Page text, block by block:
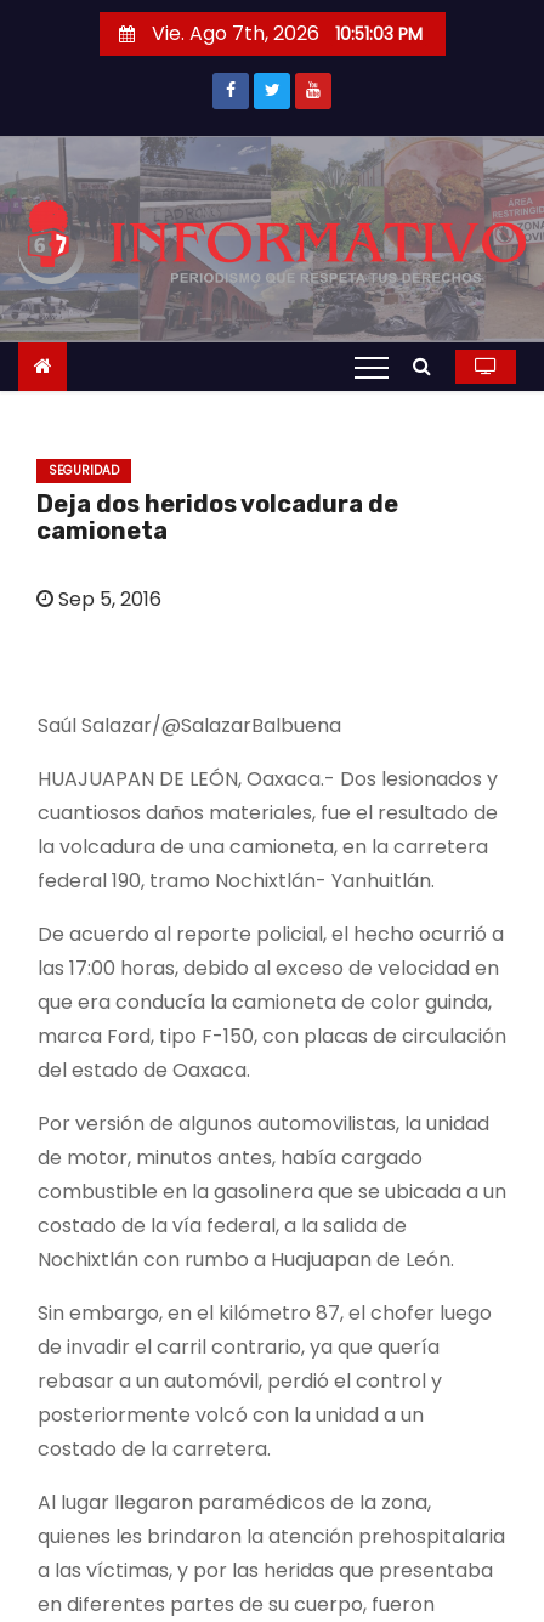
r
a
c
o
t
Vie. Ago 7th, 2026 10:51:04 PM
SEGURIDAD
Deja dos heridos volcadura de
camioneta
Sep 5, 2016
Saúl Salazar/@SalazarBalbuena
HUAJUAPAN DE LEÓN, Oaxaca.- Dos lesionados y
cuantiosos daños materiales, fue el resultado de
la volcadura de una camioneta, en la carretera
federal 190, tramo Nochixtlán- Yanhuitlán.
De acuerdo al reporte policial, el hecho ocurrió a
las 17:00 horas, debido al exceso de velocidad en
que era conducía la camioneta de color guinda,
marca Ford, tipo F-150, con placas de circulación
del estado de Oaxaca.
Por versión de algunos automovilistas, la unidad
de motor, minutos antes, había cargado
combustible en la gasolinera que se ubicada a un
costado de la vía federal, a la salida de
Nochixtlán con rumbo a Huajuapan de León.
Sin embargo, en el kilómetro 87, el chofer luego
de invadir el carril contrario, ya que quería
rebasar a un automóvil, perdió el control y
posteriormente volcó con la unidad a un
costado de la carretera.
Al lugar llegaron paramédicos de la zona,
quienes les brindaron la atención prehospitalaria
a las víctimas, y por las heridas que presentaba
en diferentes partes de su cuerpo, fueron